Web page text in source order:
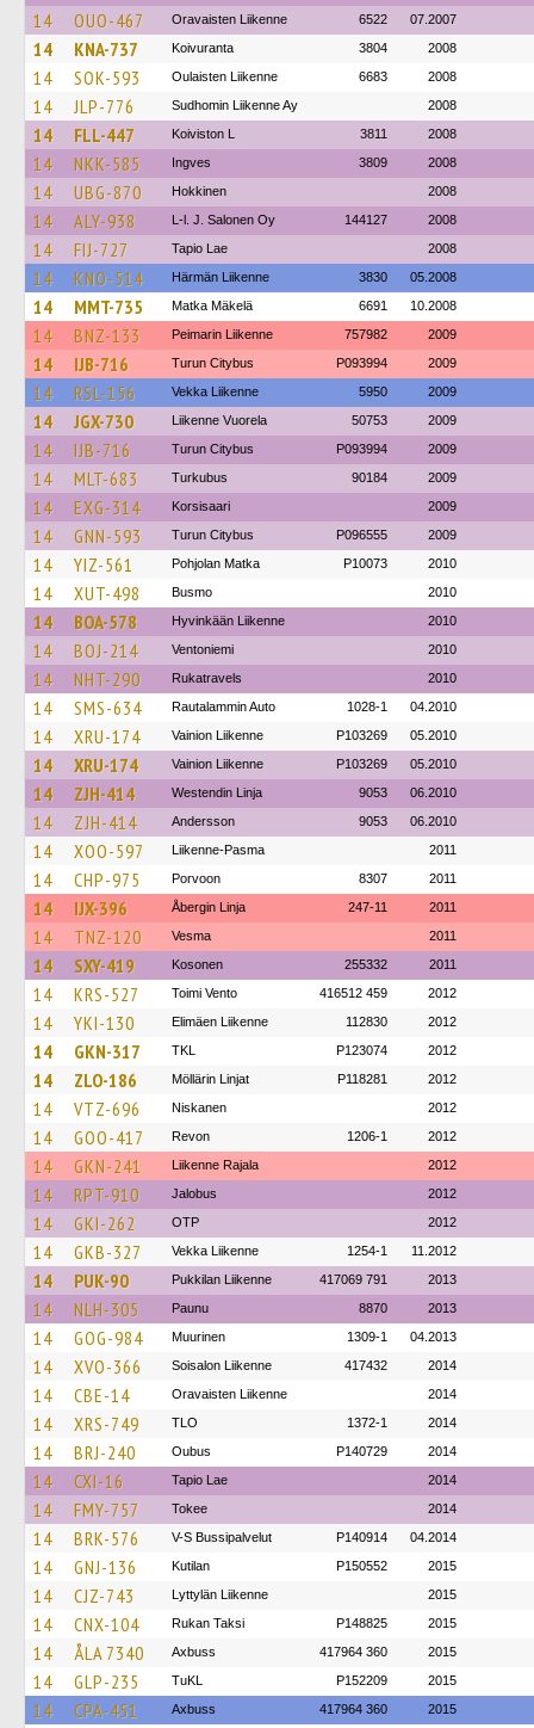
14
OUO-467 Oravaisten Liikenne 6522 07.2007
14 KNA-737 Koivuranta 3804 2008
14 SOK-593 Oulaisten Liikenne 6683 2008
14 JLP-776 Sudhomin Liikenne Ay 2008
14 FLL-447 Koiviston L 3811 2008
14 NKK-585 Ingves 3809 2008
14 UBG-870 Hokkinen 2008
14 ALY-938 L-l. J. Salonen Oy 144127 2008
14 FIJ-727 Tapio Lae 2008
14 KNO-514 Härmän Liikenne 3830 05.2008
14 MMT-735 Matka Mäkelä 6691 10.2008
14 BNZ-133 Peimarin Liikenne 757982 2009
14 IJB-716 Turun Citybus P093994 2009
14 RSL-156 Vekka Liikenne 5950 2009
14 JGX-730 Liikenne Vuorela 50753 2009
14 IJB-716 Turun Citybus P093994 2009
14 MLT-683 Turkubus 90184 2009
14 EXG-314 Korsisaari 2009
14 GNN-593 Turun Citybus P096555 2009
14 YIZ-561 Pohjolan Matka P10073 2010
14 XUT-498 Busmo 2010
14 BOA-578 Hyvinkään Liikenne 2010
14 BOJ-214 Ventoniemi 2010
14 NHT-290 Rukatravels 2010
14 SMS-634 Rautalammin Auto 1028-1 04.2010
14 XRU-174 Vainion Liikenne P103269 05.2010
14 XRU-174 Vainion Liikenne P103269 05.2010
14 ZJH-414 Westendin Linja 9053 06.2010
14 ZJH-414 Andersson 9053 06.2010
14 XOO-597 Liikenne-Pasma 2011
14 CHP-975 Porvoon 8307 2011
14 IJX-396 Åbergin Linja 247-11 2011
14 TNZ-120 Vesma 2011
14 SXY-419 Kosonen 255332 2011
14 KRS-527 Toimi Vento 416512 459 2012
14 YKI-130 Elimäen Liikenne 112830 2012
14 GKN-317 TKL P123074 2012
14 ZLO-186 Möllärin Linjat P118281 2012
14 VTZ-696 Niskanen 2012
14 GOO-417 Revon 1206-1 2012
14 GKN-241 Liikenne Rajala 2012
14 RPT-910 Jalobus 2012
14 GKI-262 OTP 2012
14 GKB-327 Vekka Liikenne 1254-1 11.2012
14 PUK-90 Pukkilan Liikenne 417069 791 2013
14 NLH-305 Paunu 8870 2013
14 GOG-984 Muurinen 1309-1 04.2013
14 XVO-366 Soisalon Liikenne 417432 2014
14 CBE-14 Oravaisten Liikenne 2014
14 XRS-749 TLO 1372-1 2014
14 BRJ-240 Oubus P140729 2014
14 CXI-16 Tapio Lae 2014
14 FMY-757 Tokee 2014
14 BRK-576 V-S Bussipalvelut P140914 04.2014
14 GNJ-136 Kutilan P150552 2015
14 CJZ-743 Lyttylän Liikenne 2015
14 CNX-104 Rukan Taksi P148825 2015
14 ÅLA 7340 Axbuss 417964 360 2015
14 GLP-235 TuKL P152209 2015
14 CPA-451 Axbuss 417964 360 2015